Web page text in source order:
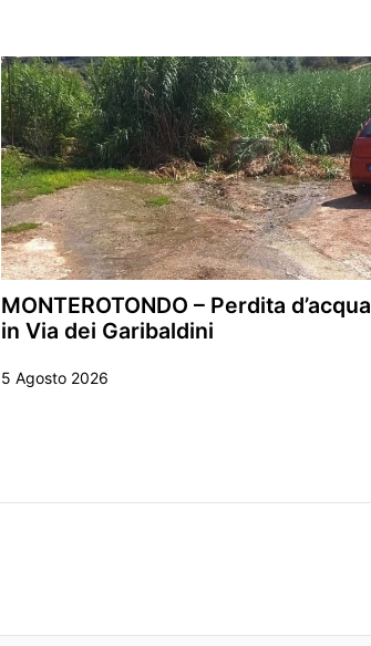
MONTEROTONDO – Perdita d’acqua
in Via dei Garibaldini
5 Agosto 2026